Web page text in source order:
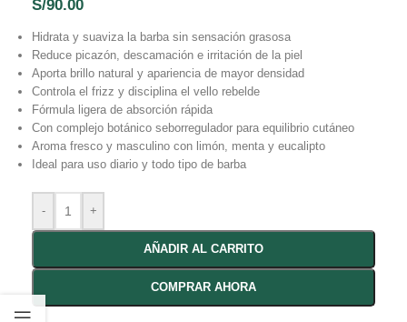
S/90.00
Hidrata y suaviza la barba sin sensación grasosa
Reduce picazón, descamación e irritación de la piel
Aporta brillo natural y apariencia de mayor densidad
Controla el frizz y disciplina el vello rebelde
Fórmula ligera de absorción rápida
Con complejo botánico seborregulador para equilibrio cutáneo
Aroma fresco y masculino con limón, menta y eucalipto
Ideal para uso diario y todo tipo de barba
- +
AÑADIR AL CARRITO
COMPRAR AHORA